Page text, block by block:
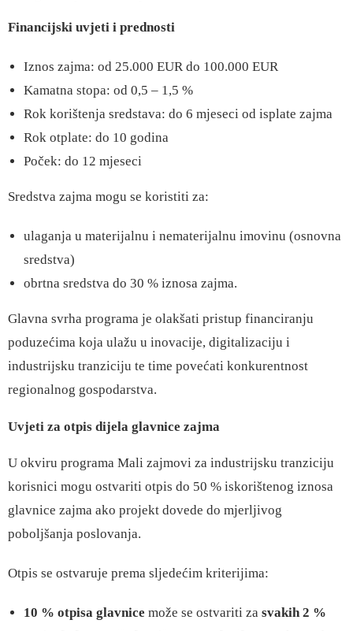
Financijski uvjeti i prednosti
Iznos zajma: od 25.000 EUR do 100.000 EUR
Kamatna stopa: od 0,5 – 1,5 %
Rok korištenja sredstava: do 6 mjeseci od isplate zajma
Rok otplate: do 10 godina
Poček: do 12 mjeseci
Sredstva zajma mogu se koristiti za:
ulaganja u materijalnu i nematerijalnu imovinu (osnovna
sredstva)
obrtna sredstva do 30 % iznosa zajma.
Glavna svrha programa je olakšati pristup financiranju
poduzećima koja ulažu u inovacije, digitalizaciju i
industrijsku tranziciju te time povećati konkurentnost
regionalnog gospodarstva.
Uvjeti za otpis dijela glavnice zajma
U okviru programa Mali zajmovi za industrijsku tranziciju
korisnici mogu ostvariti otpis do 50 % iskorištenog iznosa
glavnice zajma ako projekt dovede do mjerljivog
poboljšanja poslovanja.
Otpis se ostvaruje prema sljedećim kriterijima:
10 % otpisa glavnice može se ostvariti za svakih 2 %